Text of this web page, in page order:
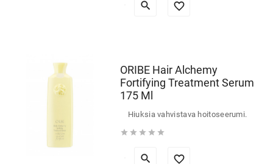
ORIBE Hair Alchemy
Fortifying Treatment Serum
175 Ml
Hiuksia vahvistava hoitoseerumi.
    